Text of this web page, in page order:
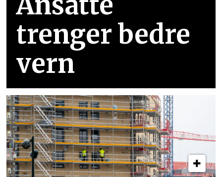
trenger bedre
vern